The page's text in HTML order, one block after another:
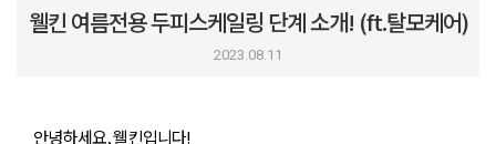
웰킨 여름전용 두피스케일링 단계 소개! (ft.탈모케어)
2023.08.11
안녕하세요, 웰킨입니다! ​
휴대폰 번호
홈페이지 주소